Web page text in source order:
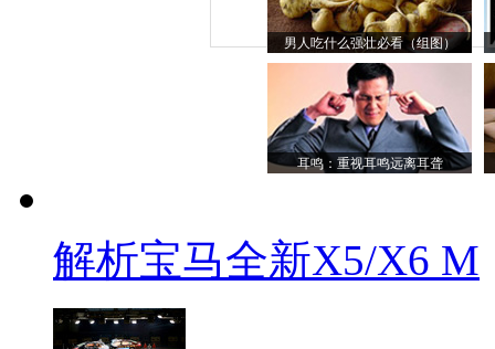
男人吃什么强壮必看（组图）
耳鸣：重视耳鸣远离耳聋
解析宝马全新X5/X6 M